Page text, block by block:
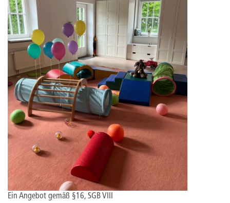
Ein Angebot gemäß §16, SGB VIII